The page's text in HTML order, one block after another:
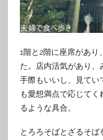
1階と2階に座席があり
た。店内活気があり、
手際もいいし、見てい
も愛想満点で応じて
るような具合。
とろろそばとざるそ